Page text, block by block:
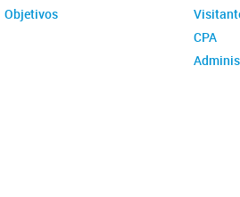
Objetivos
CPA